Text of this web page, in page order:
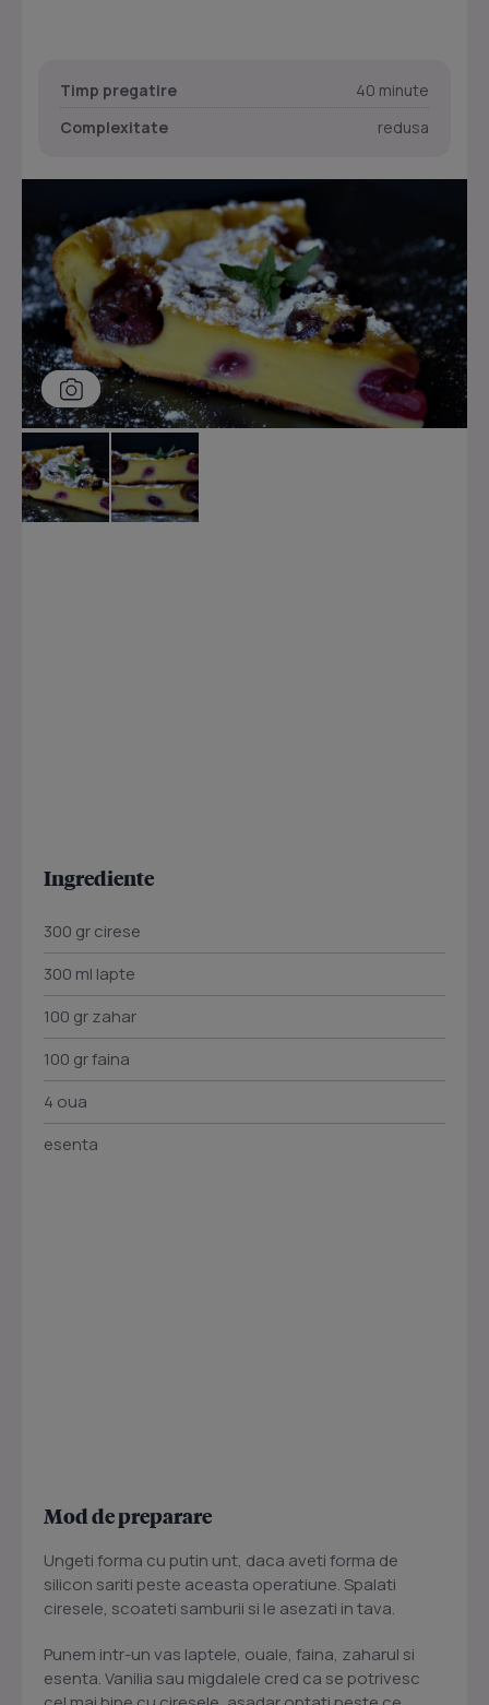
Timp pregatire
40 minute
Complexitate
redusa
Ingrediente
300 gr cirese
300 ml lapte
100 gr zahar
100 gr faina
4 oua
esenta
Mod de preparare
Ungeti forma cu putin unt, daca aveti forma de
silicon sariti peste aceasta operatiune. Spalati
ciresele, scoateti samburii si le asezati in tava.
Punem intr-un vas laptele, ouale, faina, zaharul si
esenta. Vanilia sau migdalele cred ca se potrivesc